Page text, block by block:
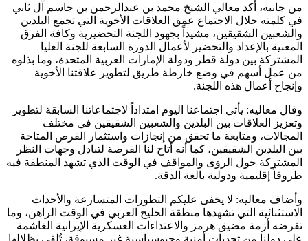
من جانبه، أكد معالي الشيخ محمد بن عبدالرحمن بن جاسم آل ثاني
في كلمته خلال الاجتماع عمق العلاقات الأخوية التي تجمع البلدين
والشعبين الشقيقين، مشيداً بجهود اللجنة التحضيرية وكافة الفرق
المعنية بالإعداد والتحضير لأعمال الدورة السابعة للجنة العليا
المشتركة بين دولة قطر ودولة الإمارات العربية المتحدة، وما بذلوه
من عمل أسهم في وضع خارطة طريق لتطوير علاقتنا الأخوية
وإنجاح أعمال هذه اللجنة.
وقال معاليه: يأتي اجتماعنا اليوم امتداداً لاجتماعاتنا السابقة لتطوير
وتعزيز العلاقات بين البلدين والشعبين الشقيقين في مختلف
المجالات، ومتابعة ما تحقق من إنجازات واستثمار الفرص المتاحة
بين البلدين الشقيقين، كما أنه أتاح لنا الفرصة لتبادل وجهات النظر
المشتركة حول الرؤى والمواقف في الوقت الذي تشهد المنطقة فيه
ظروفاً إقليمية ودولية بالغة الدقة.
وأضاف معاليه: لا يخفى عليكم التطورات المتسارعة والأحداث
الاستثنائية التي تشهدها منطقة الخليج العربي في الوقت الراهن، وما
تفرضه أزمة مضيق هرمز والاعتداءات العسكرية الإيرانية الغاشمة
على دولنا من تحديات أمنية وجيوسياسية غير مسبوقة، تُلقي بظلالها